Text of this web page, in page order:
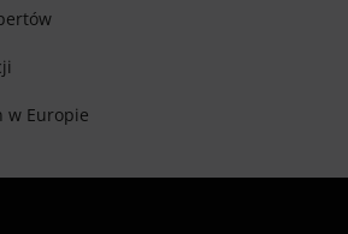
w Europie